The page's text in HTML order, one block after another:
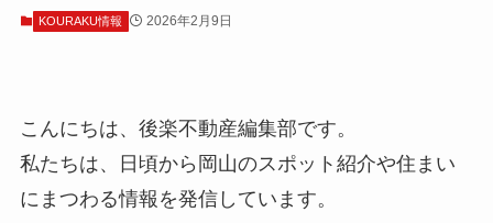
KOURAKU情報 2026年2月9日
こんにちは、後楽不動産編集部です。
私たちは、日頃から岡山のスポット紹介や住まい
にまつわる情報を発信しています。